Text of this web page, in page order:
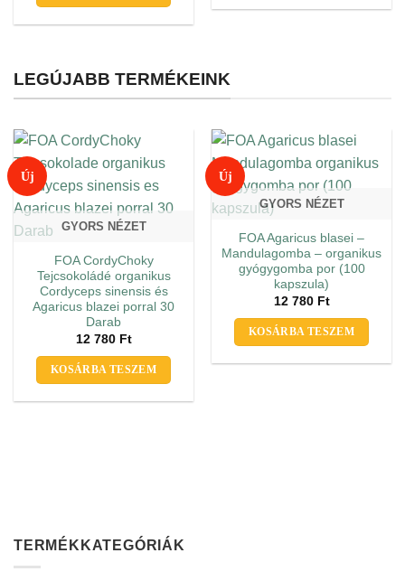
TERMÉKKATEGÓRIÁK
LEGÚJABB TERMÉKEINK
Új
GYORS NÉZET
FOA CordyChoky
Tejcsokoládé organikus
Cordyceps sinensis és
Agaricus blazei porral 30
Darab
12 780 Ft
KOSÁRBA TESZEM
Új
GYORS NÉZET
FOA Agaricus blasei –
Mandulagomba – organikus
gyógygomba por (100
kapszula)
12 780 Ft
KOSÁRBA TESZEM